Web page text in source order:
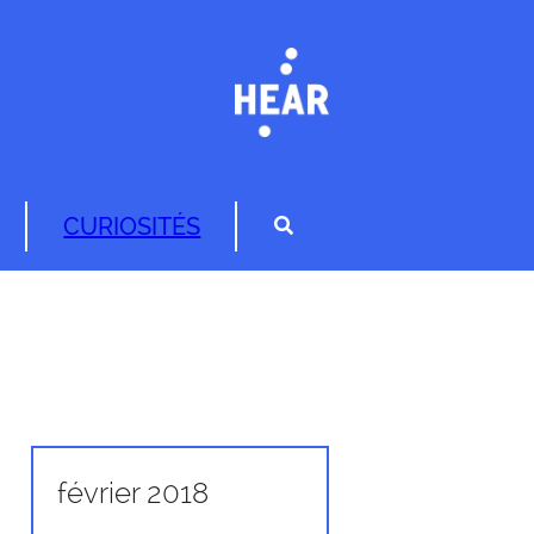
CURIOSITÉS
février 2018